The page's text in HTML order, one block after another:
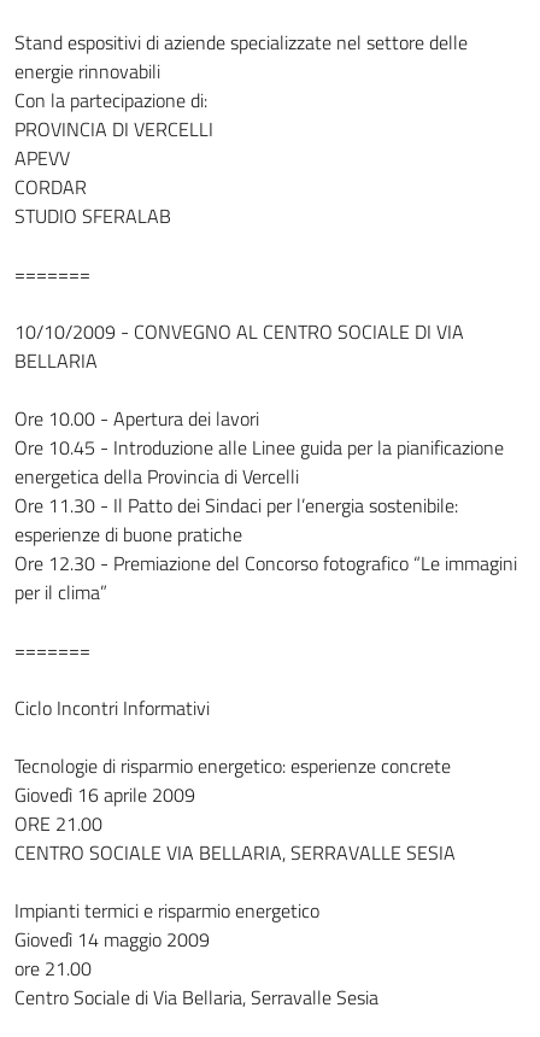
Stand espositivi di aziende specializzate nel settore delle
energie rinnovabili
Con la partecipazione di:
PROVINCIA DI VERCELLI
APEVV
CORDAR
STUDIO SFERALAB
=======
10/10/2009 - CONVEGNO AL CENTRO SOCIALE DI VIA
BELLARIA
Ore 10.00 - Apertura dei lavori
Ore 10.45 - Introduzione alle Linee guida per la pianificazione
energetica della Provincia di Vercelli
Ore 11.30 - Il Patto dei Sindaci per l’energia sostenibile:
esperienze di buone pratiche
Ore 12.30 - Premiazione del Concorso fotografico “Le immagini
per il clima”
=======
Ciclo Incontri Informativi
Tecnologie di risparmio energetico: esperienze concrete
Giovedì 16 aprile 2009
ORE 21.00
CENTRO SOCIALE VIA BELLARIA, SERRAVALLE SESIA
Impianti termici e risparmio energetico
Giovedì 14 maggio 2009
ore 21.00
Centro Sociale di Via Bellaria, Serravalle Sesia